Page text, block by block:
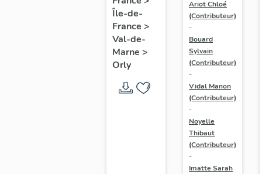
commune
d'Orly
Île-de-
France >
Val-de-
Marne >
Orly
Ariot Chloé
(Contributeur)
-
Bouard
Sylvain
(Contributeur)
-
Vidal Manon
(Contributeur)
-
Noyelle
Thibaut
(Contributeur)
-
Imatte Sarah